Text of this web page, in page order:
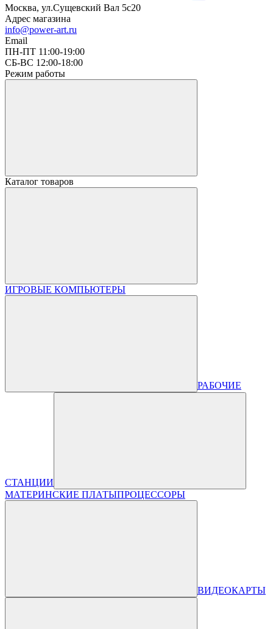
Москва, ул.Сущевский Вал 5с20
Адрес магазина
info@power-art.ru
Email
ПН-ПТ 11:00-19:00
СБ-ВС 12:00-18:00
Режим работы
Каталог товаров
ИГРОВЫЕ КОМПЬЮТЕРЫ
РАБОЧИЕ
СТАНЦИИ
МАТЕРИНСКИЕ ПЛАТЫПРОЦЕССОРЫ
ВИДЕОКАРТЫ